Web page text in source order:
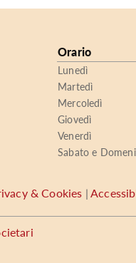
Orario
Lunedì
Martedì
Mercoledì
Giovedì
Venerdì
Sabato e
& Cookies |